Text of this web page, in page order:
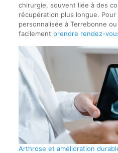
chirurgie, souvent liée à des
récupération plus longue.
personnalisée à Terrebonne
facilement prendre rendez-
Arthrose et amélioration